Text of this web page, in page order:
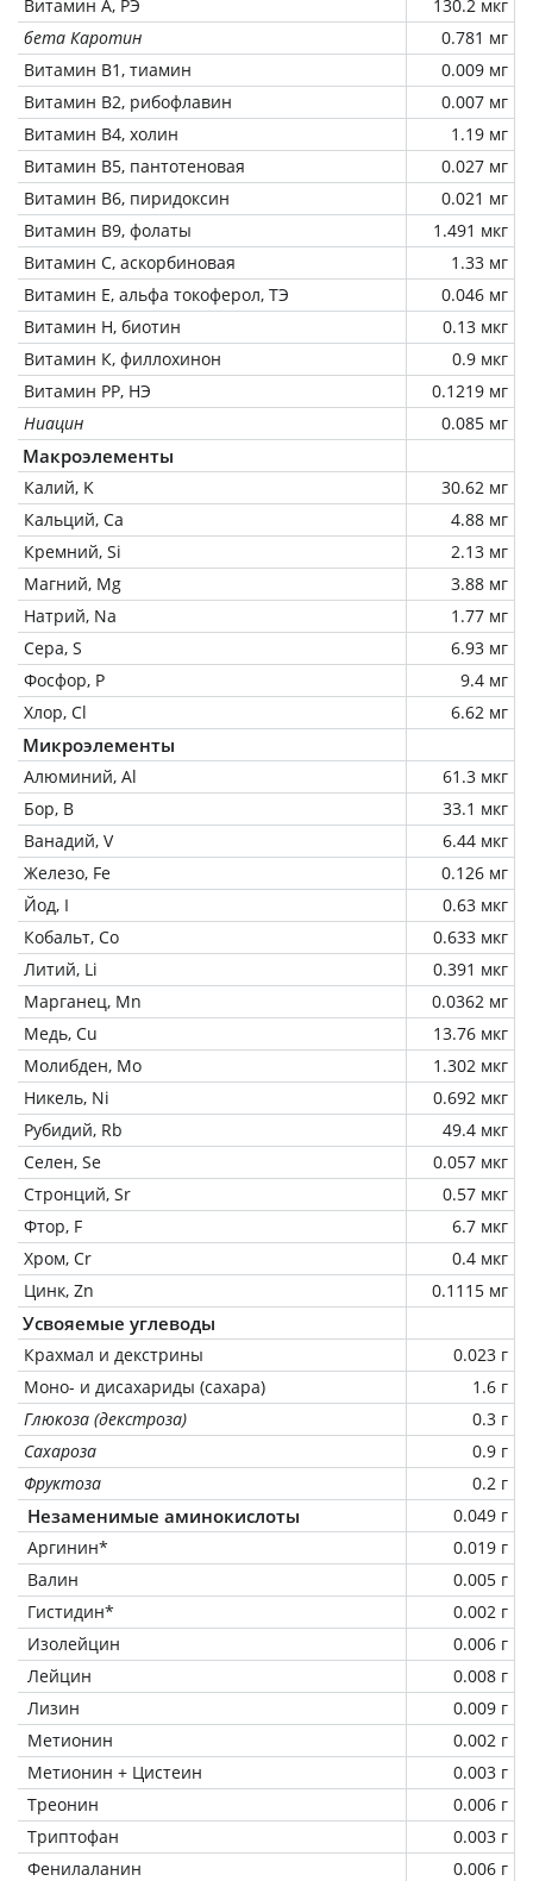
Витамин А, РЭ
130.2 мкг
бета Каротин
0.781 мг
Витамин В1, тиамин
0.009 мг
Витамин В2, рибофлавин
0.007 мг
Витамин В4, холин
1.19 мг
Витамин В5, пантотеновая
0.027 мг
Витамин В6, пиридоксин
0.021 мг
Витамин В9, фолаты
1.491 мкг
Витамин C, аскорбиновая
1.33 мг
Витамин Е, альфа токоферол, ТЭ
0.046 мг
Витамин Н, биотин
0.13 мкг
Витамин К, филлохинон
0.9 мкг
Витамин РР, НЭ
0.1219 мг
Ниацин
0.085 мг
Макроэлементы
Калий, K
30.62 мг
Кальций, Ca
4.88 мг
Кремний, Si
2.13 мг
Магний, Mg
3.88 мг
Натрий, Na
1.77 мг
Сера, S
6.93 мг
Фосфор, P
9.4 мг
Хлор, Cl
6.62 мг
Микроэлементы
Алюминий, Al
61.3 мкг
Бор, B
33.1 мкг
Ванадий, V
6.44 мкг
Железо, Fe
0.126 мг
Йод, I
0.63 мкг
Кобальт, Co
0.633 мкг
Литий, Li
0.391 мкг
Марганец, Mn
0.0362 мг
Медь, Cu
13.76 мкг
Молибден, Mo
1.302 мкг
Никель, Ni
0.692 мкг
Рубидий, Rb
49.4 мкг
Селен, Se
0.057 мкг
Стронций, Sr
0.57 мкг
Фтор, F
6.7 мкг
Хром, Cr
0.4 мкг
Цинк, Zn
0.1115 мг
Усвояемые углеводы
Крахмал и декстрины
0.023 г
Моно- и дисахариды (сахара)
1.6 г
Глюкоза (декстроза)
0.3 г
Сахароза
0.9 г
Фруктоза
0.2 г
Незаменимые аминокислоты
0.049 г
Аргинин*
0.019 г
Валин
0.005 г
Гистидин*
0.002 г
Изолейцин
0.006 г
Лейцин
0.008 г
Лизин
0.009 г
Метионин
0.002 г
Метионин + Цистеин
0.003 г
Треонин
0.006 г
Триптофан
0.003 г
Фенилаланин
0.006 г